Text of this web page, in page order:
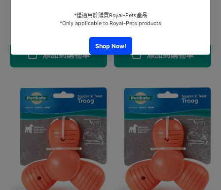
冬甩 ASD2
HK$125.00
添加到購物車 添加到購物車